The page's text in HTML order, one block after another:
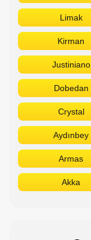
Titanic
Nirvana
Limak
Kirman
Justiniano
Dobedan
Crystal
Aydınbey
Armas